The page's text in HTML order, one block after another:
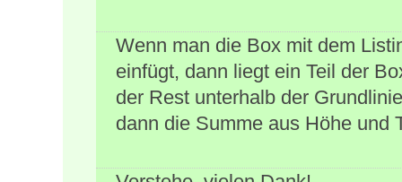
Wenn man die Box mit dem
einfügt, dann liegt ein Teil der
der Rest unterhalb der
dann die Summe aus Höhe und